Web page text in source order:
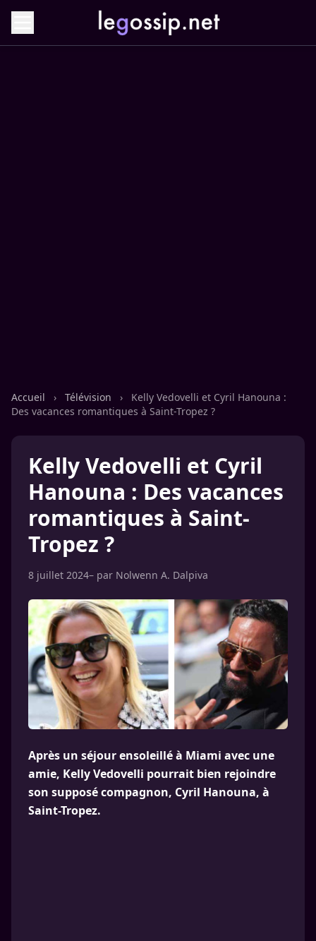
Accueil › Télévision ›
Kelly Vedovelli et Cyril Hanouna :
Des vacances romantiques à Saint-Tropez ?
Kelly Vedovelli et Cyril
Hanouna : Des vacances
romantiques à Saint-
Tropez ?
8 juillet 2024– par Nolwenn A. Dalpiva
Après un séjour ensoleillé à Miami avec une
amie, Kelly Vedovelli pourrait bien rejoindre
son supposé compagnon, Cyril Hanouna, à
Saint-Tropez.